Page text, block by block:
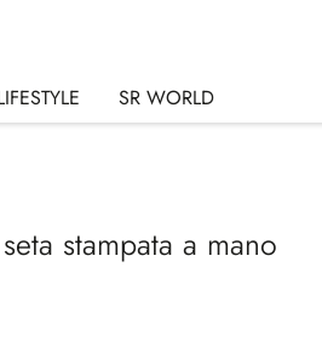
SR WORLD
stampata a mano